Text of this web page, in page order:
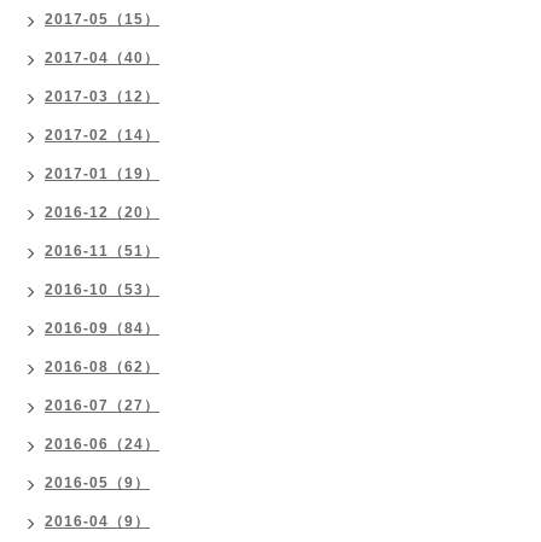
2017-05（15）
2017-04（40）
2017-03（12）
2017-02（14）
2017-01（19）
2016-12（20）
2016-11（51）
2016-10（53）
2016-09（84）
2016-08（62）
2016-07（27）
2016-06（24）
2016-05（9）
2016-04（9）